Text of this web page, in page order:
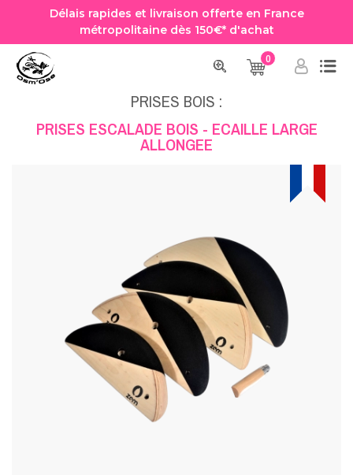
Délais rapides et livraison offerte en France
métropolitaine dès 150€* d'achat
0
Accueil Prise Escalade PRISES ESCALADE BOIS - ECAILLE LARGE ALLONGEE
PRISES BOIS :
PRISES ESCALADE BOIS - ECAILLE LARGE
ALLONGEE